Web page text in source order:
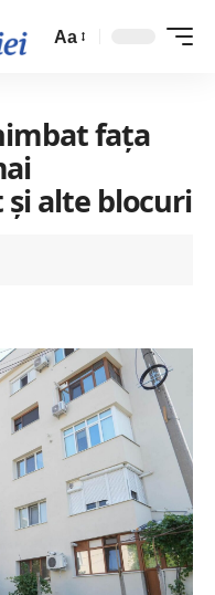
Aa
fața
alte blocuri